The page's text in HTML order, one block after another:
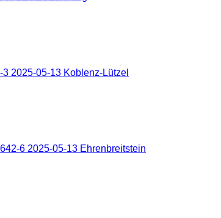
2025-05-13 Koblenz-Lützel
6 2025-05-13 Ehrenbreitstein